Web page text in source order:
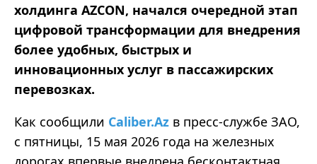
холдинга AZCON, начался очередной этап
цифровой трансформации для внедрения
более удобных, быстрых и
инновационных услуг в пассажирских
перевозках.
Как сообщили Caliber.Az в пресс-службе ЗАО,
с пятницы, 15 мая 2026 года на железных